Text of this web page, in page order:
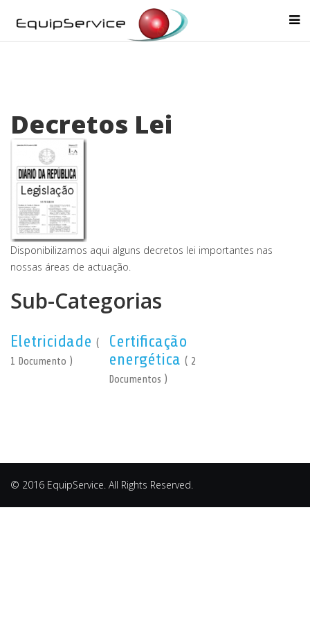
Decretos Lei
Disponibilizamos aqui alguns decretos lei importantes nas
nossas áreas de actuação.
Sub-Categorias
Eletricidade (
1 Documento )
Certificação
energética( 2
Documentos )
© 2016 EquipService. All Rights Reserved.